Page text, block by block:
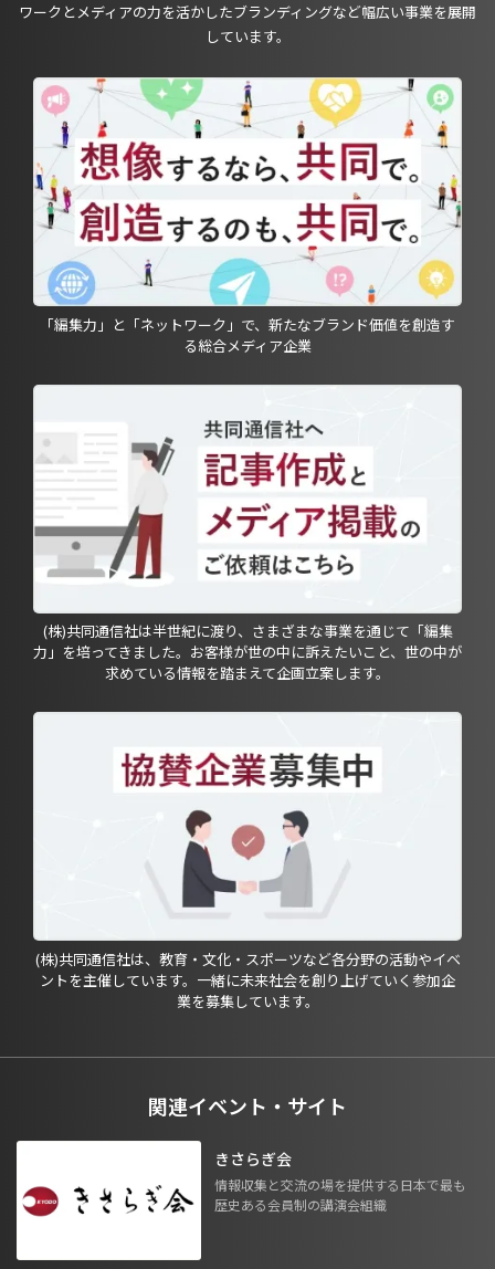
ワークとメディアの力を活かしたブランディングなど幅広い事業を展開
しています。
「編集力」と「ネットワーク」で、新たなブランド価値を創造す
る総合メディア企業
(株)共同通信社は半世紀に渡り、さまざまな事業を通じて「編集
力」を培ってきました。お客様が世の中に訴えたいこと、世の中が
求めている情報を踏まえて企画立案します。
(株)共同通信社は、教育・文化・スポーツなど各分野の活動やイベ
ントを主催しています。一緒に未来社会を創り上げていく参加企
業を募集しています。
関連イベント・サイト
きさらぎ会
情報収集と交流の場を提供する日本で最も
歴史ある会員制の講演会組織